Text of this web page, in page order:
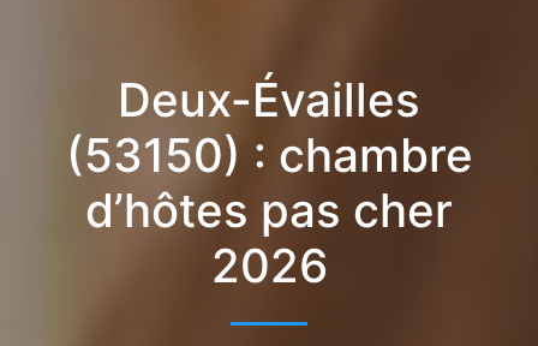
Deux-Évailles
(53150) : chambre
d’hôtes pas cher
2026